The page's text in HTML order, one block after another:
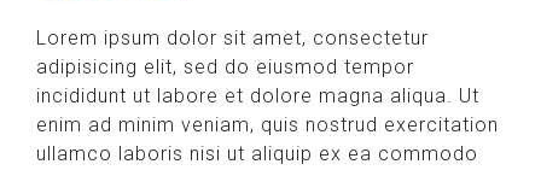
Lorem ipsum dolor sit amet, consectetur
adipisicing elit, sed do eiusmod tempor
incididunt ut labore et dolore magna aliqua. Ut
enim ad minim veniam, quis nostrud exercitation
ullamco laboris nisi ut aliquip ex ea commodo